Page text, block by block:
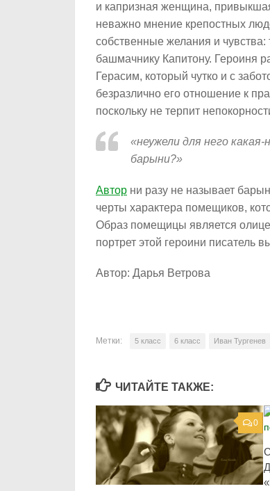
и капризная женщина,
неважно мнение крепостных
собственные желания и чувства:
башмачнику Капитону. Героиня
Герасим, который чутко и с
безразлично его отношение к
поскольку не терпит
«неужели для него
барыни?»
Автор ни разу не называет
черты характера помещиков,
Образ помещицы является
портрет этой героини писатель
Автор: Дарья Ветрова
Метки: 5 класс 6 класс Иван Тургенев
ЧИТАЙТЕ ТАКЖЕ:
0